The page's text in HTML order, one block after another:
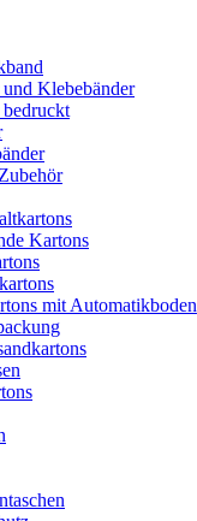
Klebebänder
bedruckt
Kartons
mit Automatikboden